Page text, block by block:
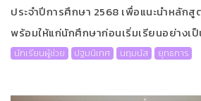
ประจำปีการศึกษา 2568 เพื่อแนะนำหลักสู
พร้อมให้แก่นักศึกษาก่อนเริ่มเรียนอย่างเป็
นักเรียนผู้ช่วย ปฐมนิเทศ นฤมนัส ยุทธการ